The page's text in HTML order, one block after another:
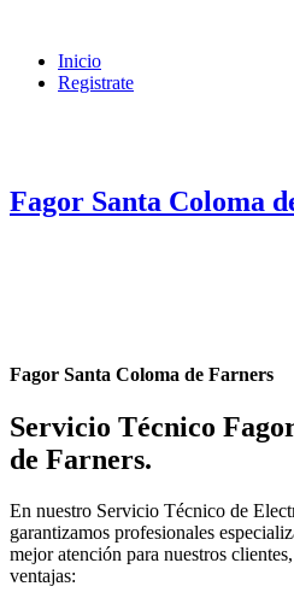
Inicio
Registrate
Fagor Santa Coloma
Fagor Santa Coloma de Farners
Servicio Técnico
de Farners.
En nuestro Servicio Técnico de
garantizamos profesionales
mejor atención para nuestros
ventajas: